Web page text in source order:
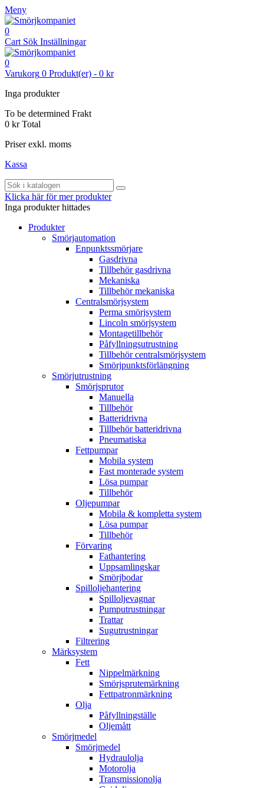
Meny
0
Cart Sök Inställningar
0
Varukorg 0 Produkt(er) - 0 kr
Inga produkter
To be determined Frakt
0 kr Total
Priser exkl. moms
Kassa
Klicka här för mer produkter
Inga produkter hittades
Produkter
Smörjautomation
Enpunktssmörjare
Gasdrivna
Tillbehör gasdrivna
Mekaniska
Tillbehör mekaniska
Centralsmörjsystem
Perma smörjsystem
Lincoln smörjsystem
Montagetillbehör
Påfyllningsutrustning
Tillbehör centralsmörjsystem
Smörjpunktsförlängning
Smörjutrustning
Smörjsprutor
Manuella
Tillbehör
Batteridrivna
Tillbehör batteridrivna
Pneumatiska
Fettpumpar
Mobila system
Fast monterade system
Lösa pumpar
Tillbehör
Oljepumpar
Mobila & kompletta system
Lösa pumpar
Tillbehör
Förvaring
Fathantering
Uppsamlingskar
Smörjbodar
Spilloljehantering
Spilloljevagnar
Pumputrustningar
Trattar
Sugutrustningar
Filtrering
Märksystem
Fett
Nippelmärkning
Smörjsprutemärkning
Fettpatronmärkning
Olja
Påfyllningställe
Oljemått
Smörjmedel
Smörjmedel
Hydraulolja
Motorolja
Transmissionolja